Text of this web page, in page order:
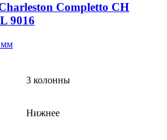
Completto CH
9016
мм
3 колонны
Нижнее